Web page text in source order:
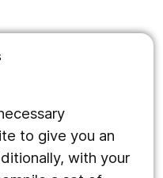
to give you an
with your